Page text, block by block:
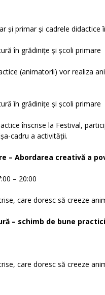
și primar și cadrele didactice
în grădinițe și școli primare
(animatorii) vor realiza
în grădinițe și școli primare
înscrise la Festival,
cadru a activității.
– Abordarea creativă a
– 20:00
care doresc să creeze
– schimb de bune practici
care doresc să creeze